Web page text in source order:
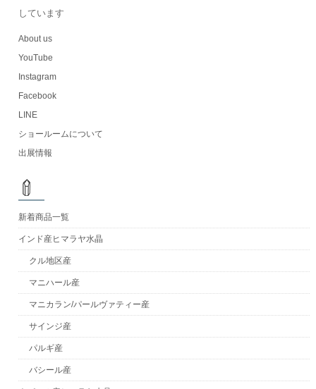
しています
About us
YouTube
Instagram
Facebook
LINE
ショールームについて
出展情報
新着商品一覧
インド産ヒマラヤ水晶
クル地区産
マニハール産
マニカラン/パールヴァティー産
サインジ産
パルギ産
バシール産